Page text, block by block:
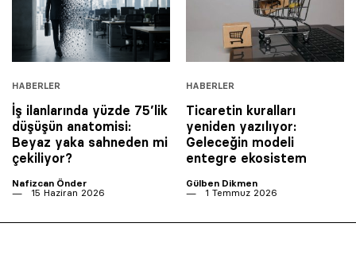
HABERLER
İş ilanlarında yüzde 75’lik
düşüşün anatomisi:
Beyaz yaka sahneden mi
çekiliyor?
Nafizcan Önder
15 Haziran 2026
HABERLER
Ticaretin kuralları
yeniden yazılıyor:
Geleceğin modeli
entegre ekosistem
Gülben Dikmen
1 Temmuz 2026